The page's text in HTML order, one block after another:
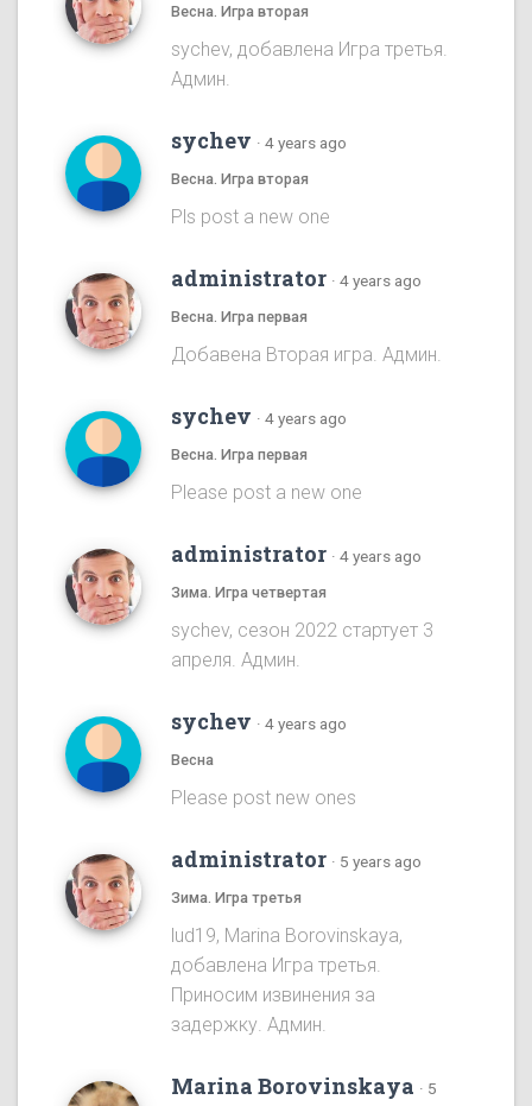
Весна. Игра вторая
sychev, добавлена Игра третья.
Админ.
sychev · 4 years ago
Весна. Игра вторая
Pls post a new one
administrator · 4 years ago
Весна. Игра первая
Добавена Вторая игра. Админ.
sychev · 4 years ago
Весна. Игра первая
Please post a new one
administrator · 4 years ago
Зима. Игра четвертая
sychev, сезон 2022 стартует 3
апреля. Админ.
sychev · 4 years ago
Весна
Please post new ones
administrator · 5 years ago
Зима. Игра третья
lud19, Marina Borovinskaya,
добавлена Игра третья.
Приносим извинения за
задержку. Админ.
Marina Borovinskaya · 5